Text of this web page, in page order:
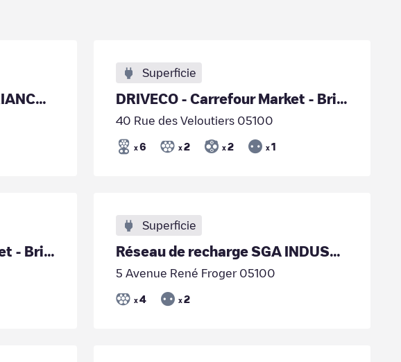
Entrepôt du Bricolage - BRIANCON
Superficie
DRIVECO - Carrefour Market - Briancon
40 Rue des Veloutiers 05100
x 6 x 2 x 2 x 1
DRIVECO - Carrefour Market - Briancon
Superficie
Réseau de recharge SGA INDUSTRIES/FR*SGA*P05100*01
5 Avenue René Froger 05100
x 4 x 2